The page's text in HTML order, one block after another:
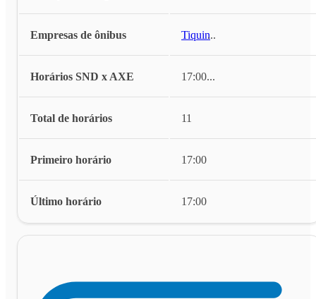
Empresas de ônibus Tiquin...
Horários SND x AXE 17:00...
Total de horários 11
Primeiro horário 17:00
Último horário 17:00